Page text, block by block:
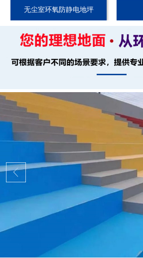
无尘室环氧防静电地坪